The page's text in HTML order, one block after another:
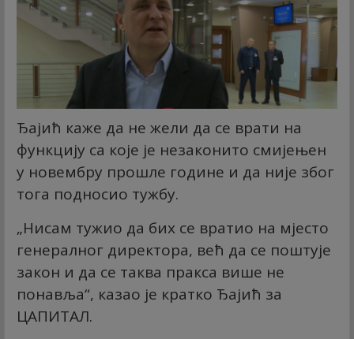
Ђајић каже да не жели да се врати на
функцију са које је незаконито смијењен
у новембру прошле године и да није због
тога подносио тужбу.
„Нисам тужио да бих се вратио на мјесто
генералног директора, већ да се поштује
закон и да се таква пракса више не
понавља“, казао је кратко Ђајић за
ЦАПИТАЛ.